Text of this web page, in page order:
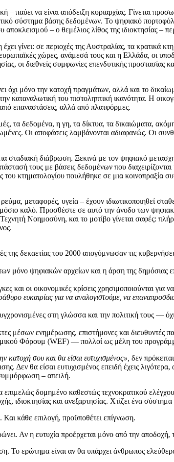
– παύει να είναι απόδειξη κυριαρχίας. Γίνεται
σύστημα βάσης δεδομένων. Το ψηφιακό
– ο θεμέλιος λίθος της ιδιοκτησίας –
γίνει: σε περιοχές της Αυστραλίας, τα κρατικά
χώρες, ανάμεσά τους και η Ελλάδα, οι
οι διεθνείς συμφωνίες επενδυτικής
όχι μόνο την κατοχή πραγμάτων, αλλά και το
καταναλωτική του πιστοληπτική ικανότητα. Η
επαναστάσεις, αλλά από πλατφόρμες.
τα δεδομένα, η γη, τα δίκτυα, τα δικαιώματα,
Οι αποφάσεις λαμβάνονται αδιαφανώς. Οι
σταδιακή διάβρωση. Ξεκινά με τον ψηφιακό
τους με βάσεις δεδομένων που
κτηματολογίου πουλήθηκε σε μια κοινοπραξία
μεταφορές, υγεία – έχουν ιδιωτικοποιηθεί
καλό. Προσθέστε σε αυτό την άνοδο των
Νοημοσύνη, και το μοτίβο γίνεται σαφές:
της δεκαετίας του 2000 απογύμνωσαν τις
μόνο ψηφιακών αρχείων και η άρση της δημόσιας
και οι οικονομικές κρίσεις χρησιμοποιούνται
ευκαιρίας για να αναλογιστούμε, να
στη γλώσσα και την πολιτική τους —
μέσων ενημέρωσης, επιστήμονες και διευθυντές
Φόρουμ (WEF) — πολλοί ως μέλη του
κατοχή σου και θα είσαι ευτυχισμένος», δεν
Δεν θα είσαι ευτυχισμένος επειδή έχεις
– απειλή.
επιμελώς δομημένο καθεστώς τεχνοκρατικού
ιδιοκτησίας και ανεξαρτησίας. Χτίζει ένα
Και κάθε επιλογή, προϋποθέτει επίγνωση.
Αν η ευτυχία προέρχεται μόνο από την αποδοχή,
Το ερώτημα είναι αν θα υπάρχει άνθρωπος